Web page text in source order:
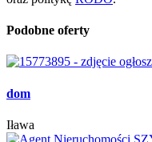
Podobne oferty
dom
Iława